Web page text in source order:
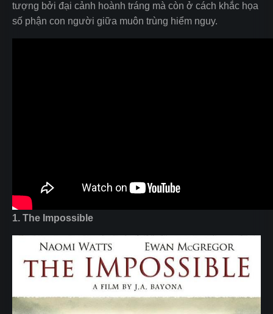
tượng bởi đại cảnh hoành tráng mà còn ở cách khắc họa
số phận con người giữa muôn trùng hiểm nguy.
1. The Impossible